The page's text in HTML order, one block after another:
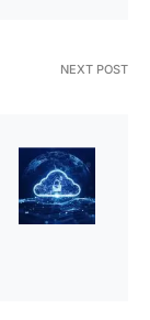
NEXT POST